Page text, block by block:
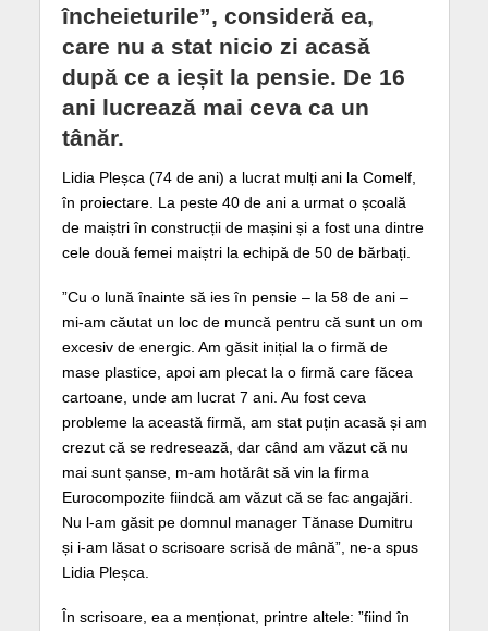
încheieturile”, consideră ea,
care nu a stat nicio zi acasă
după ce a ieșit la pensie. De 16
ani lucrează mai ceva ca un
tânăr.
Lidia Pleșca (74 de ani) a lucrat mulți ani la Comelf,
în proiectare. La peste 40 de ani a urmat o școală
de maiștri în construcții de mașini și a fost una dintre
cele două femei maiștri la echipă de 50 de bărbați.
”Cu o lună înainte să ies în pensie – la 58 de ani –
mi-am căutat un loc de muncă pentru că sunt un om
excesiv de energic. Am găsit inițial la o firmă de
mase plastice, apoi am plecat la o firmă care făcea
cartoane, unde am lucrat 7 ani. Au fost ceva
probleme la această firmă, am stat puțin acasă și am
crezut că se redresează, dar când am văzut că nu
mai sunt șanse, m-am hotărât să vin la firma
Eurocompozite fiindcă am văzut că se fac angajări.
Nu l-am găsit pe domnul manager Tănase Dumitru
și i-am lăsat o scrisoare scrisă de mână”, ne-a spus
Lidia Pleșca.
În scrisoare, ea a menționat, printre altele: ”fiind în